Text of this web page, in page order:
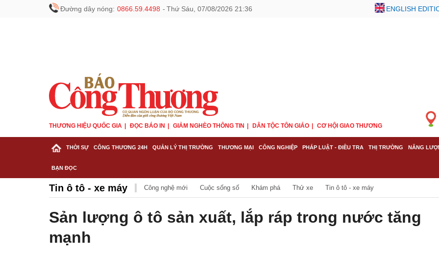
Đường dây nóng: 0866.59.4498 - Thứ Sáu, 07/08/2026 21:36 ENGLISH
THƯƠNG HIỆU QUỐC GIA ĐỌC BÁO IN GIẢM NGHÈO THÔNG TIN DÂN TỘC TÔN GIÁO CƠ HỘI GIAO THƯƠNG
THỜI SỰ CÔNG THƯƠNG 24H QUẢN LÝ THỊ TRƯỜNG THƯƠNG MẠI CÔNG NGHIỆP PHÁP LUẬT - ĐIỀU TRA THỊ TRƯỜNG NĂNG
BẠN ĐỌC
Tin ô tô - xe máy Công nghệ mới Cuộc sống số Khám phá Thử xe Tin ô tô - xe máy
Sản lượng ô tô sản xuất, lắp ráp trong nước tăng
mạnh